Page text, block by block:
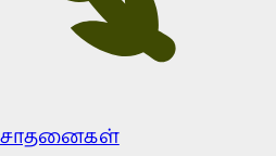
சாதனைகள்